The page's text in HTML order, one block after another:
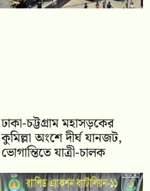
ঢাকা-চট্টগ্রাম মহাসড়কের
কুমিল্লা অংশে দীর্ঘ যানজট,
ভোগান্তিতে যাত্রী-চালক